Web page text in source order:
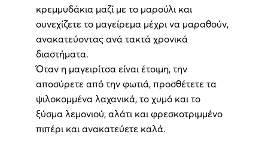
κρεμμυδάκια μαζί με το μαρούλι και
συνεχίζετε το μαγείρεμα μέχρι να μαραθούν,
ανακατεύοντας ανά τακτά χρονικά
διαστήματα.
Όταν η μαγειρίτσα είναι έτοιμη, την
αποσύρετε από την φωτιά, προσθέτετε τα
ψιλοκομμένα λαχανικά, το χυμό και το
ξύσμα λεμονιού, αλάτι και φρεσκοτριμμένο
πιπέρι και ανακατεύετε καλά.